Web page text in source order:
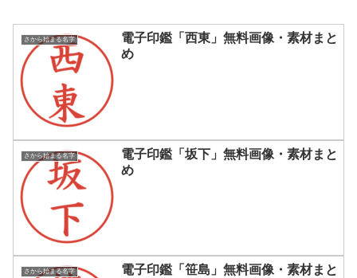
さから始まる名字
電子印鑑「西東」無料画像・素材まと
め
さから始まる名字
電子印鑑「坂下」無料画像・素材まと
め
さから始まる名字
電子印鑑「笹島」無料画像・素材まと